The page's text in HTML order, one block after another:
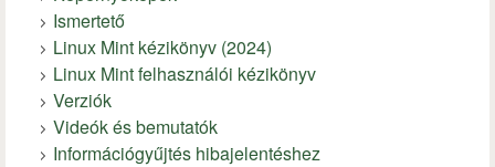
Ismertető
Linux Mint kézikönyv (2024)
Linux Mint felhasználói kézikönyv
Verziók
Videók és bemutatók
Információgyűjtés hibajelentéshez